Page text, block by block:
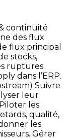
continuité
des flux
flux principal
stocks,
ruptures.
dans l’ERP.
Suivre
leur
les
qualité,
les
Gérer